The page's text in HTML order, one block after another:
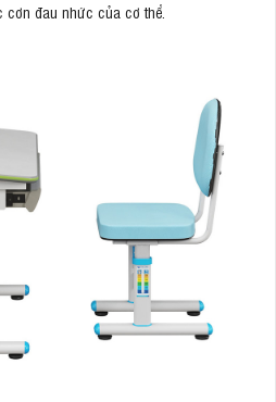
đau nhức của cơ thể.